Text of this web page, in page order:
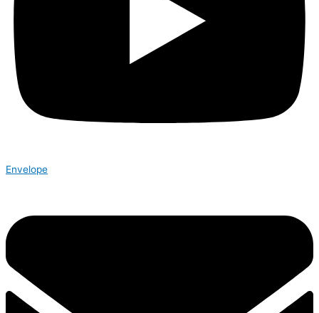
Envelope